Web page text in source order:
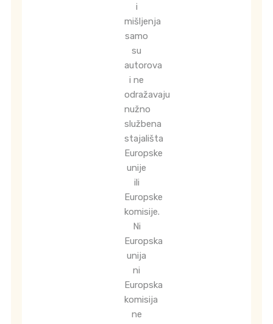
i
mišljenja
samo
su
autorova
i ne
odražavaju
nužno
službena
stajališta
Europske
unije
ili
Europske
komisije.
Ni
Europska
unija
ni
Europska
komisija
ne